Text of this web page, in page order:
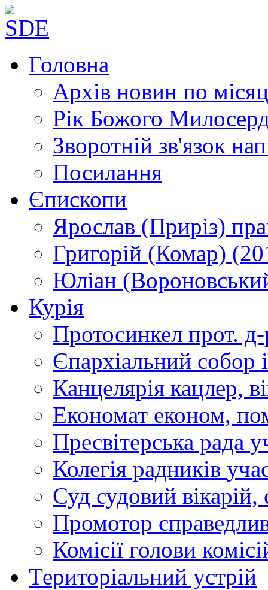
Головна
Архів новин по
Рік Божого
Зворотній зв'язок
Посилання
Єпископи
Ярослав (Приріз)
Григорій (Комар)
Юліан
Курія
Протосинкел прот.
Єпархіальний собор
Канцелярія кацлер,
Економат економ,
Пресвітерська рада
Колегія радників
Суд судовий вікарій,
Промотор
Комісії голови
Територіальний устрій